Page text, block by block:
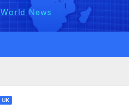
World News
UK